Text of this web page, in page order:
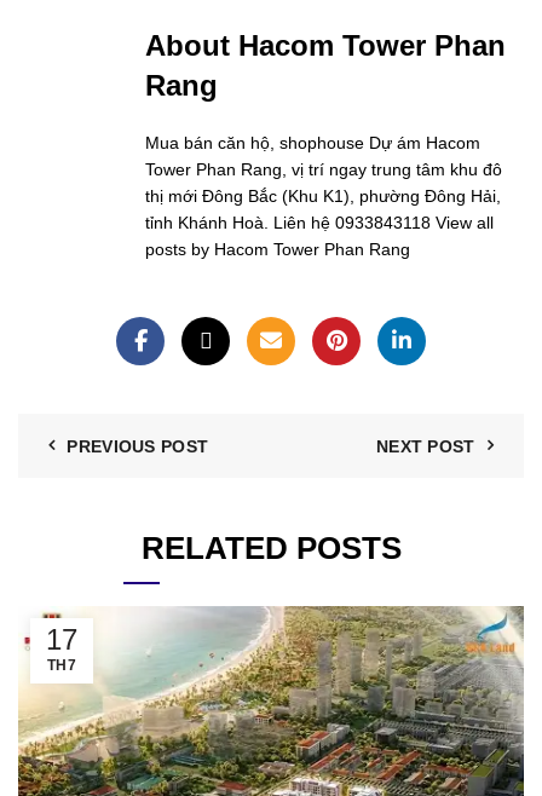
About Hacom Tower Phan
Rang
Mua bán căn hộ, shophouse Dự ám Hacom
Tower Phan Rang, vị trí ngay trung tâm khu đô
thị mới Đông Bắc (Khu K1), phường Đông Hải,
tỉnh Khánh Hoà. Liên hệ 0933843118 View all
posts by Hacom Tower Phan Rang
PREVIOUS POST NEXT POST
RELATED POSTS
17
TH7